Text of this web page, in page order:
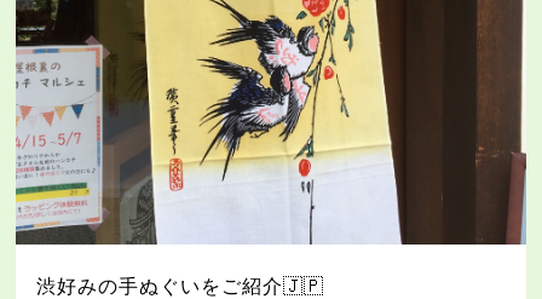
渋好みの手ぬぐいをご紹介🇯🇵